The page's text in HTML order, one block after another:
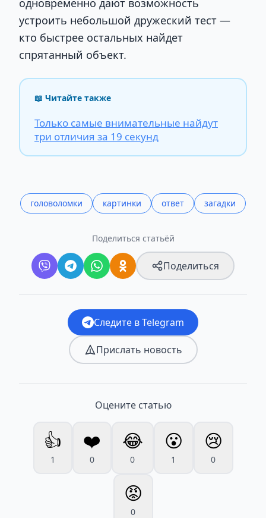
устроить небольшой дружеский тест —
кто быстрее остальных найдет
спрятанный объект.
📖 Читайте также
Только самые внимательные найдут
три отличия за 19 секунд
головоломки картинки ответ загадки
Поделиться статьёй
Поделиться
Следите в Telegram
Прислать новость
Оцените статью
👍
1
❤️
0
😂
0
😮
1
😢
0
😡
0